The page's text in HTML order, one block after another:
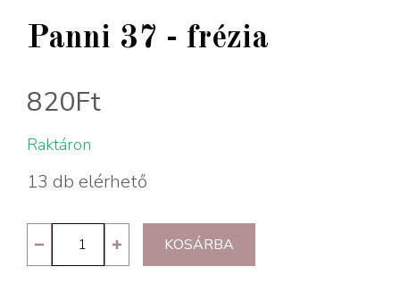
Panni 37 - frézia
820Ft
Raktáron
13 db elérhető
37
KOSÁRBA